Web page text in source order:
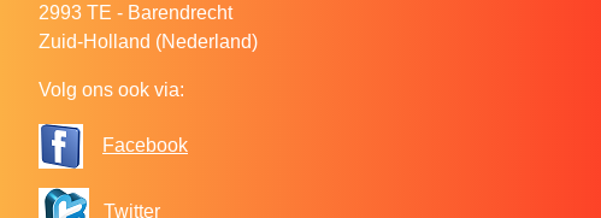
2993 TE - Barendrecht
Zuid-Holland (Nederland)
Volg ons ook via:
Facebook
Twitter